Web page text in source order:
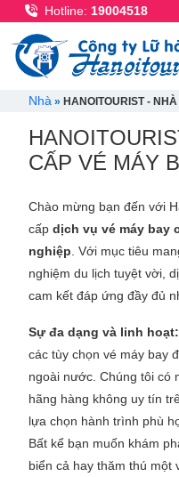
Hotline: 19004518
Breadcrumb
Nhà HANOITOURIST -
CẤP VÉ MÁY
Chào mừng bạn đến với
cấp dịch vụ vé máy bay
nghiệp . Với mục tiêu
nghiệm du lịch tuyệt vời,
cam kết đáp ứng đầy đủ
Sự đa dạng và linh hoạt:
các tùy chọn vé máy bay
ngoài nước. Chúng tôi có
hãng hàng không uy tín
lựa chọn hành trình phù
Bất kể bạn muốn khám
biển cả hay thăm thú một